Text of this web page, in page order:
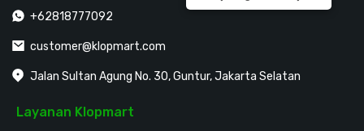
+62818777092
customer@klopmart.com
Jalan Sultan Agung No. 30, Guntur, Jakarta Selatan
Layanan Klopmart